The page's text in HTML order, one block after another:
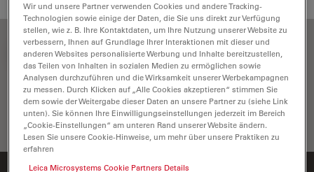
FILTER ARTICLES
Wir und unsere Partner verwenden Cookies und andere Tracking-
Technologien sowie einige der Daten, die Sie uns direkt zur Verfügung
stellen, wie z. B. Ihre Kontaktdaten, um Ihre Nutzung unserer Website zu
verbessern, Ihnen auf Grundlage Ihrer Interaktionen mit dieser und
anderen Websites personalisierte Werbung und Inhalte bereitzustellen,
das Teilen von Inhalten in sozialen Medien zu ermöglichen sowie
Analysen durchzuführen und die Wirksamkeit unserer Werbekampagnen
zu messen. Durch Klicken auf „Alle Cookies akzeptieren“ stimmen Sie
dem sowie der Weitergabe dieser Daten an unsere Partner zu (siehe Link
unten). Sie können Ihre Einwilligungseinstellungen jederzeit im Bereich
„Cookie-Einstellungen“ am unteren Rand unserer Website ändern.
Lesen Sie unsere Cookie-Hinweise, um mehr über unsere Praktiken zu
erfahren
Leica Microsystems Cookie Partners Details